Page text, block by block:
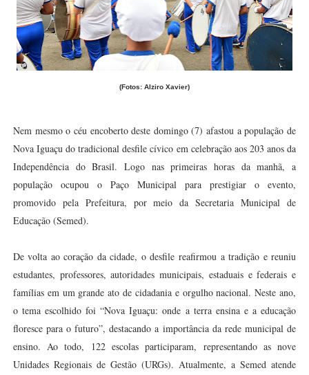
(Fotos: Alziro Xavier)
Nem mesmo o céu encoberto deste domingo (7) afastou a população de
Nova Iguaçu do tradicional desfile cívico em celebração aos 203 anos da
Independência do Brasil. Logo nas primeiras horas da manhã, a
população ocupou o Paço Municipal para prestigiar o evento,
promovido pela Prefeitura, por meio da Secretaria Municipal de
Educação (Semed).
De volta ao coração da cidade, o desfile reafirmou a tradição e reuniu
estudantes, professores, autoridades municipais, estaduais e federais e
famílias em um grande ato de cidadania e orgulho nacional. Neste ano,
o tema escolhido foi “Nova Iguaçu: onde a terra ensina e a educação
floresce para o futuro”, destacando a importância da rede municipal de
ensino. Ao todo, 122 escolas participaram, representando as nove
Unidades Regionais de Gestão (URGs). Atualmente, a Semed atende